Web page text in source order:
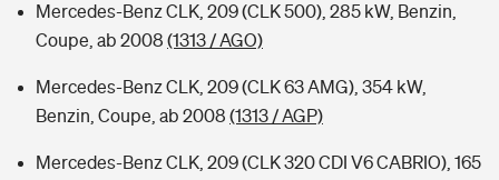
Mercedes-Benz CLK, 209 (CLK 500), 285 kW, Benzin,
Coupe, ab 2008 (1313 / AGO)
Mercedes-Benz CLK, 209 (CLK 63 AMG), 354 kW,
Benzin, Coupe, ab 2008 (1313 / AGP)
Mercedes-Benz CLK, 209 (CLK 320 CDI V6 CABRIO), 165